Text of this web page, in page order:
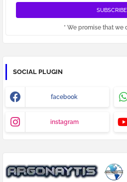
* We promise that we
SOCIAL PLUGIN
facebook
instagram